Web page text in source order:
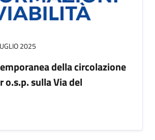
2025
della circolazione
o.s.p. sulla Via del